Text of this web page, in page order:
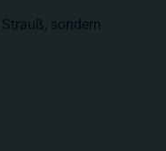
sondern